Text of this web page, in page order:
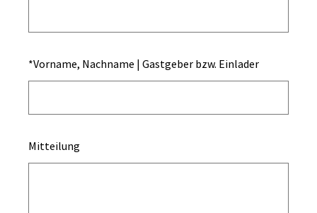
*Vorname, Nachname | Gastgeber bzw. Einlader
Mitteilung